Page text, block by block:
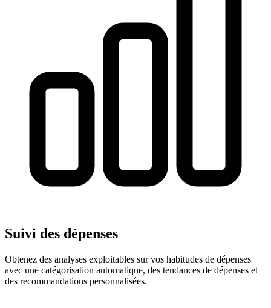
Suivi des dépenses
Obtenez des analyses exploitables sur vos habitudes de dépenses
avec une catégorisation automatique, des tendances de dépenses et
des recommandations personnalisées.